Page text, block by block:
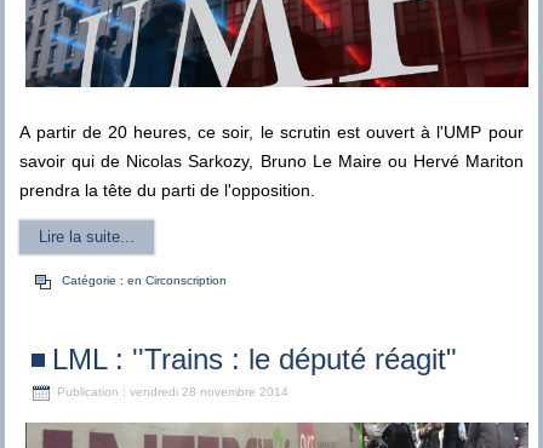
A partir de 20 heures, ce soir, le scrutin est ouvert à l'UMP pour
savoir qui de Nicolas Sarkozy, Bruno Le Maire ou Hervé Mariton
prendra la tête du parti de l'opposition.
Lire la suite...
Catégorie :en Circonscription
LML : ''Trains : le député réagit"
Publication : vendredi 28 novembre 2014